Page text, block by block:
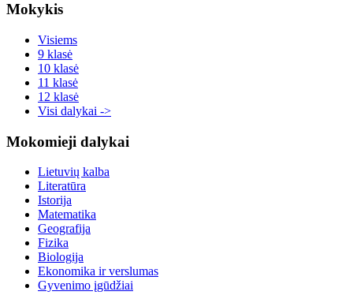
Mokykis
Visiems
9 klasė
10 klasė
11 klasė
12 klasė
Visi dalykai ->
Mokomieji dalykai
Lietuvių kalba
Literatūra
Istorija
Matematika
Geografija
Fizika
Biologija
Ekonomika ir verslumas
Gyvenimo įgūdžiai